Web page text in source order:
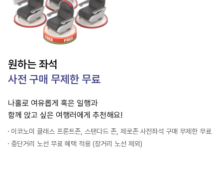
원하는 좌석
사전 구매 무제한 무료
나홀로 여유롭게 혹은 일행과
함께 앉고 싶은 여행러에게 추천해요!
이코노미 클래스 프론트존, 스탠다드 존, 제로존 사전좌석 구매 무제한 무료
중단거리 노선 무료 혜택 적용 (장거리 노선 제외)